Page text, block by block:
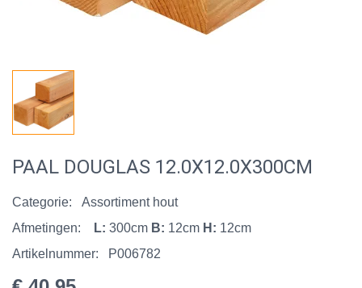
PAAL DOUGLAS 12.0X12.0X300CM
Categorie:
Assortiment hout
Afmetingen:
L: 300cm B: 12cm H: 12cm
Artikelnummer:
P006782